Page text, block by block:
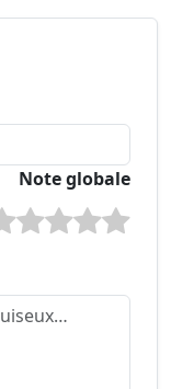
Note globale